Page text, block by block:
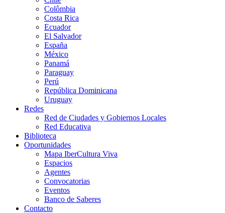
Colômbia
Costa Rica
Ecuador
El Salvador
España
México
Panamá
Paraguay
Perú
República Dominicana
Uruguay
Redes
Red de Ciudades y Gobiernos Locales
Red Educativa
Biblioteca
Oportunidades
Mapa IberCultura Viva
Espacios
Agentes
Convocatorias
Eventos
Banco de Saberes
Contacto